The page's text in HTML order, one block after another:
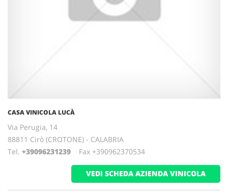
CASA VINICOLA LUCÀ
Via Perugia, 14
88811 Cirò (CROTONE) - CALABRIA
Tel. +39096231239 Fax +390962370534
VEDI SCHEDA AZIENDA VINICOLA